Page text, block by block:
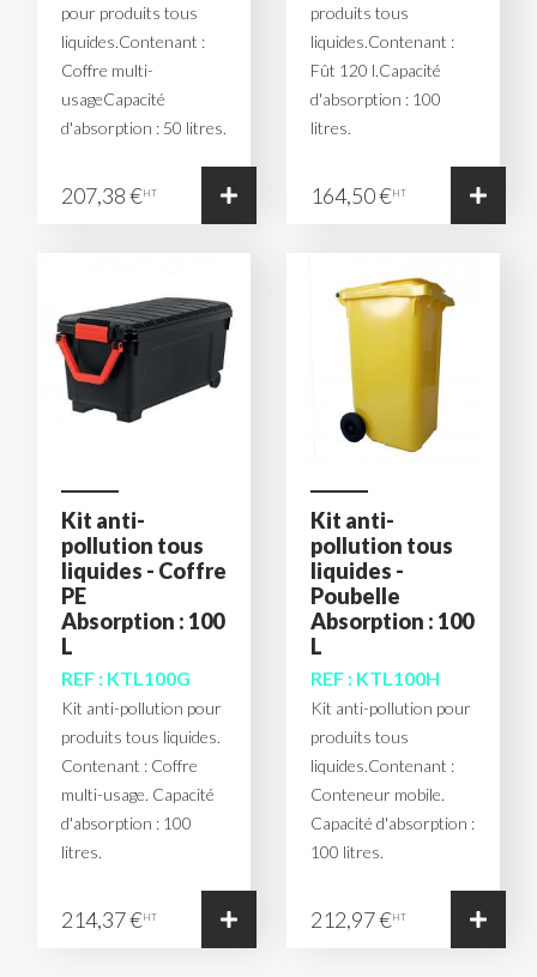
pour produits tous
liquides.Contenant :
Coffre multi-
usageCapacité
d'absorption : 50 litres.
207,38 €HT
produits tous
liquides.Contenant :
Fût 120 l.Capacité
d'absorption : 100
litres.
164,50 €HT
Kit anti-
pollution tous
liquides - Coffre
PE
Absorption : 100
L
REF : KTL100G
Kit anti-pollution pour
produits tous liquides.
Contenant : Coffre
multi-usage. Capacité
d'absorption : 100
litres.
214,37 €HT
Kit anti-
pollution tous
liquides -
Poubelle
Absorption : 100
L
REF : KTL100H
Kit anti-pollution pour
produits tous
liquides.Contenant :
Conteneur mobile.
Capacité d'absorption :
100 litres.
212,97 €HT